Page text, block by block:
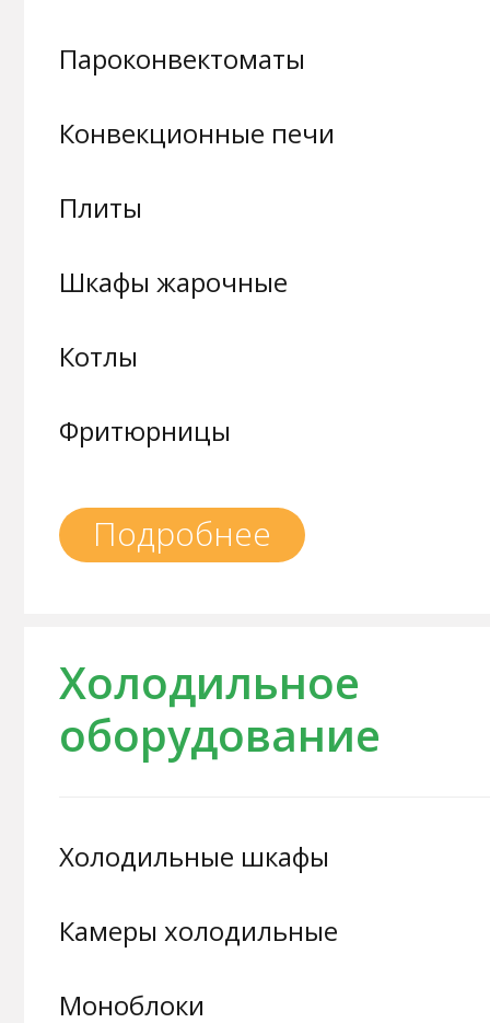
Пароконвектоматы
Конвекционные печи
Плиты
Шкафы жарочные
Котлы
Фритюрницы
Подробнее
Холодильное
оборудование
Холодильные шкафы
Камеры холодильные
Моноблоки